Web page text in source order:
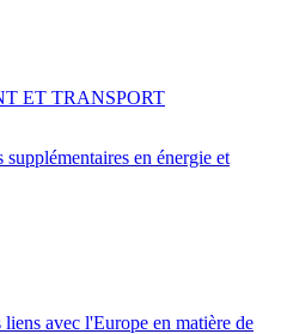
supplémentaires en énergie et
ET TRANSPORT
avec l'Europe en matière de